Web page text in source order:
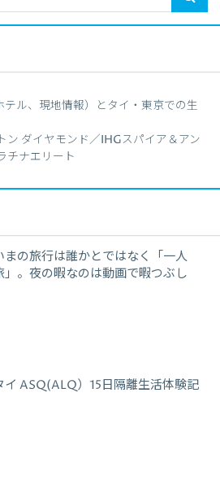
ル、現地情報）とタイ・東京での生
ン ダイヤモンド／IHGスパイア＆アン
チナエリート
まの旅行は誰かとではなく「一人
」。夜の暇なのは動画で暇つぶし
イ ASQ(ALQ）15日隔離生活体験記